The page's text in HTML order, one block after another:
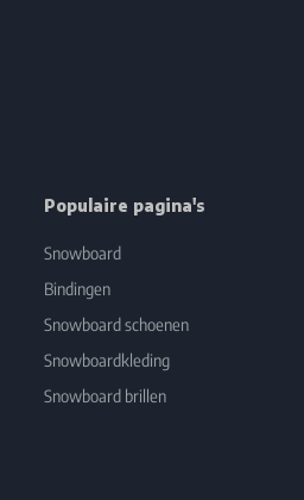
Populaire pagina's
Snowboard
Bindingen
Snowboard schoenen
Snowboardkleding
Snowboard brillen